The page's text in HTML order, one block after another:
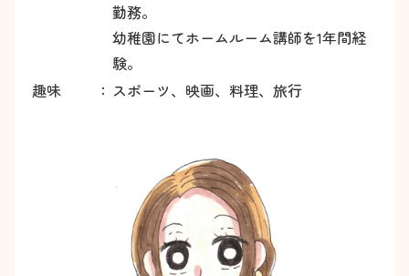
勤務。
幼稚園にてホームルーム講師を1年間経
験。
趣味
： スポーツ、映画、料理、旅行